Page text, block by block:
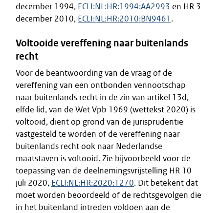
december 1994, ECLI:NL:HR:1994:AA2993 en HR 3
december 2010, ECLI:NL:HR:2010:BN9461 .
Voltooide vereffening naar buitenlands
recht
Voor de beantwoording van de vraag of de
vereffening van een ontbonden vennootschap
naar buitenlands recht in de zin van artikel 13d,
elfde lid, van de Wet Vpb 1969 (wettekst 2020) is
voltooid, dient op grond van de jurisprudentie
vastgesteld te worden of de vereffening naar
buitenlands recht ook naar Nederlandse
maatstaven is voltooid. Zie bijvoorbeeld voor de
toepassing van de deelnemingsvrijstelling HR 10
juli 2020, ECLI:NL:HR:2020:1270. Dit betekent dat
moet worden beoordeeld of de rechtsgevolgen die
in het buitenland intreden voldoen aan de